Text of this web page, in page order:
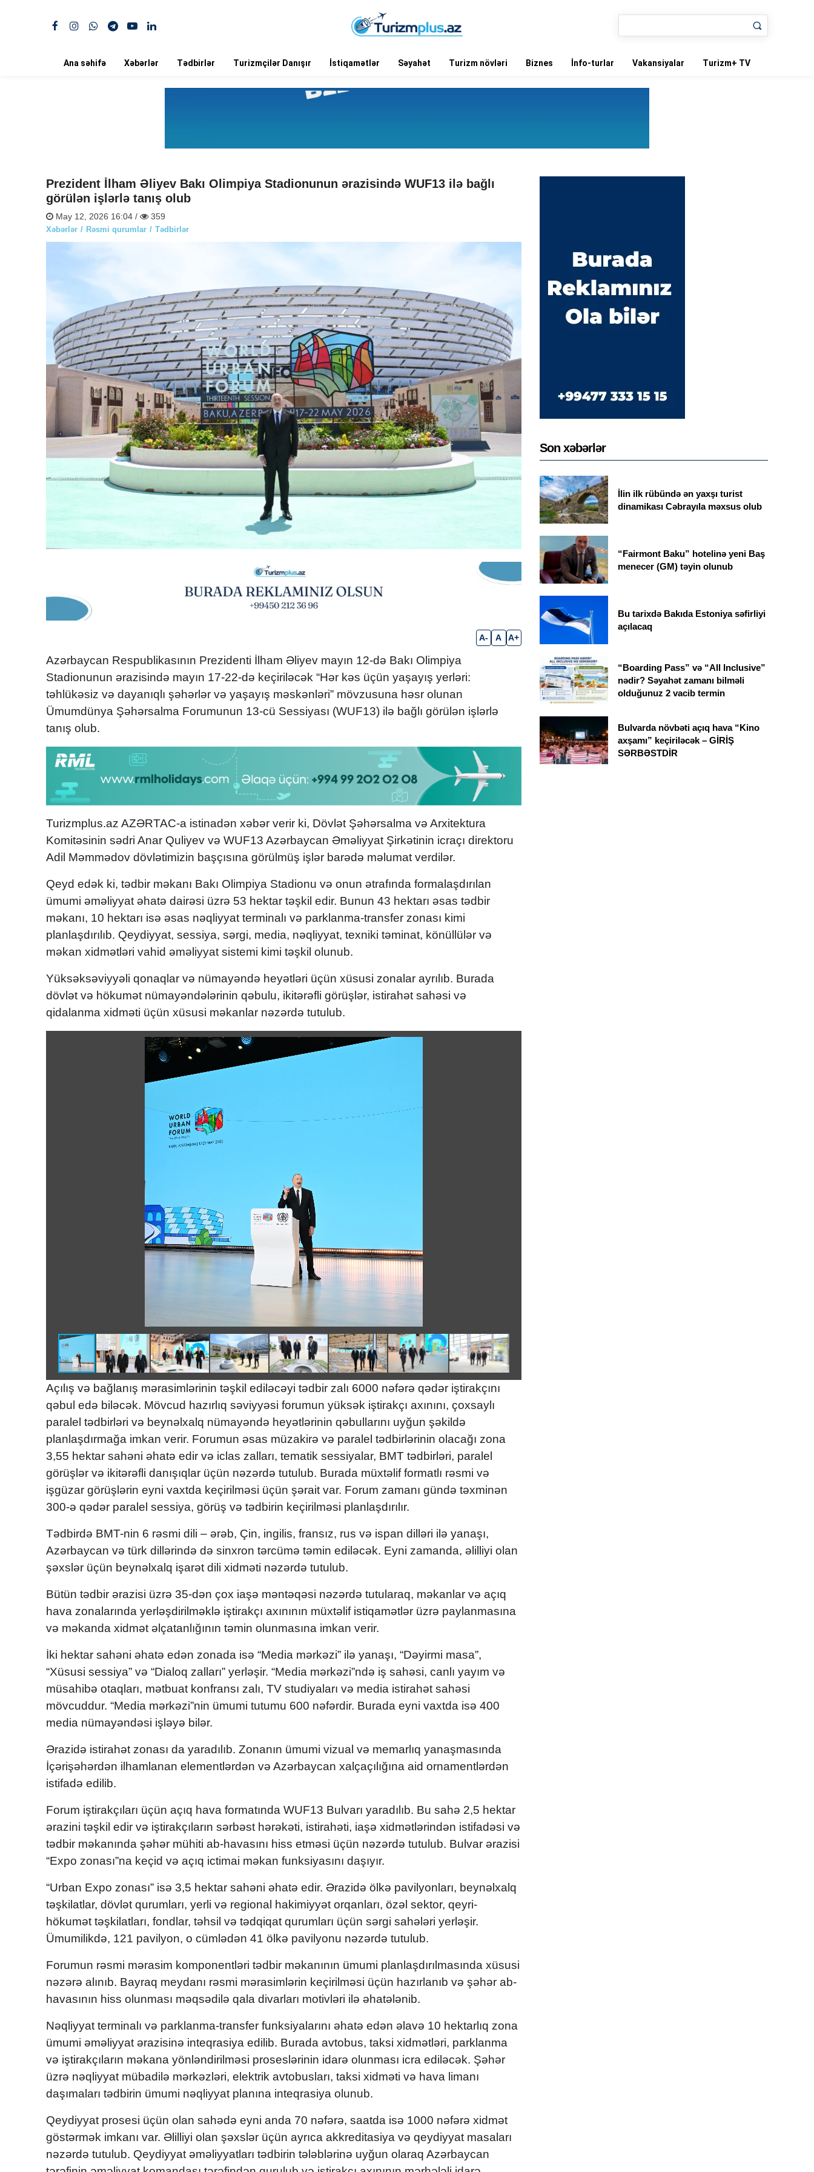
Ana səhifə Xəbərlər Tədbirlər Turizmçilər Danışır İstiqamətlər Səyahət Turizm növləri Biznes İnfo-turlar Vakansiyalar Turizm+ TV
Prezident İlham Əliyev Bakı Olimpiya Stadionunun ərazisində WUF13 ilə bağlı
görülən işlərlə tanış olub
May 12, 2026 16:04 / 359
Xəbərlər Rəsmi qurumlar Tədbirlər
A- A A+
Azərbaycan Respublikasının Prezidenti İlham Əliyev mayın 12-də Bakı Olimpiya
Stadionunun ərazisində mayın 17-22-də keçiriləcək “Hər kəs üçün yaşayış yerləri:
təhlükəsiz və dayanıqlı şəhərlər və yaşayış məskənləri” mövzusuna həsr olunan
Ümumdünya Şəhərsalma Forumunun 13-cü Sessiyası (WUF13) ilə bağlı görülən işlərlə
tanış olub.
Turizmplus.az AZƏRTAC-a istinadən xəbər verir ki, Dövlət Şəhərsalma və Arxitektura
Komitəsinin sədri Anar Quliyev və WUF13 Azərbaycan Əməliyyat Şirkətinin icraçı direktoru
Adil Məmmədov dövlətimizin başçısına görülmüş işlər barədə məlumat verdilər.
Qeyd edək ki, tədbir məkanı Bakı Olimpiya Stadionu və onun ətrafında formalaşdırılan
ümumi əməliyyat əhatə dairəsi üzrə 53 hektar təşkil edir. Bunun 43 hektarı əsas tədbir
məkanı, 10 hektarı isə əsas nəqliyyat terminalı və parklanma-transfer zonası kimi
planlaşdırılıb. Qeydiyyat, sessiya, sərgi, media, nəqliyyat, texniki təminat, könüllülər və
məkan xidmətləri vahid əməliyyat sistemi kimi təşkil olunub.
Yüksəksəviyyəli qonaqlar və nümayəndə heyətləri üçün xüsusi zonalar ayrılıb. Burada
dövlət və hökumət nümayəndələrinin qəbulu, ikitərəfli görüşlər, istirahət sahəsi və
qidalanma xidməti üçün xüsusi məkanlar nəzərdə tutulub.
Açılış və bağlanış mərasimlərinin təşkil ediləcəyi tədbir zalı 6000 nəfərə qədər iştirakçını
qəbul edə biləcək. Mövcud hazırlıq səviyyəsi forumun yüksək iştirakçı axınını, çoxsaylı
paralel tədbirləri və beynəlxalq nümayəndə heyətlərinin qəbullarını uyğun şəkildə
planlaşdırmağa imkan verir. Forumun əsas müzakirə və paralel tədbirlərinin olacağı zona
3,55 hektar sahəni əhatə edir və iclas zalları, tematik sessiyalar, BMT tədbirləri, paralel
görüşlər və ikitərəfli danışıqlar üçün nəzərdə tutulub. Burada müxtəlif formatlı rəsmi və
işgüzar görüşlərin eyni vaxtda keçirilməsi üçün şərait var. Forum zamanı gündə təxminən
300-ə qədər paralel sessiya, görüş və tədbirin keçirilməsi planlaşdırılır.
Tədbirdə BMT-nin 6 rəsmi dili – ərəb, Çin, ingilis, fransız, rus və ispan dilləri ilə yanaşı,
Azərbaycan və türk dillərində də sinxron tərcümə təmin ediləcək. Eyni zamanda, əlilliyi olan
şəxslər üçün beynəlxalq işarət dili xidməti nəzərdə tutulub.
Bütün tədbir ərazisi üzrə 35-dən çox iaşə məntəqəsi nəzərdə tutularaq, məkanlar və açıq
hava zonalarında yerləşdirilməklə iştirakçı axınının müxtəlif istiqamətlər üzrə paylanmasına
və məkanda xidmət əlçatanlığının təmin olunmasına imkan verir.
İki hektar sahəni əhatə edən zonada isə “Media mərkəzi” ilə yanaşı, “Dəyirmi masa”,
“Xüsusi sessiya” və “Dialoq zalları” yerləşir. “Media mərkəzi”ndə iş sahəsi, canlı yayım və
müsahibə otaqları, mətbuat konfransı zalı, TV studiyaları və media istirahət sahəsi
mövcuddur. “Media mərkəzi”nin ümumi tutumu 600 nəfərdir. Burada eyni vaxtda isə 400
media nümayəndəsi işləyə bilər.
Ərazidə istirahət zonası da yaradılıb. Zonanın ümumi vizual və memarlıq yanaşmasında
İçərişəhərdən ilhamlanan elementlərdən və Azərbaycan xalçaçılığına aid ornamentlərdən
istifadə edilib.
Forum iştirakçıları üçün açıq hava formatında WUF13 Bulvarı yaradılıb. Bu sahə 2,5 hektar
ərazini təşkil edir və iştirakçıların sərbəst hərəkəti, istirahəti, iaşə xidmətlərindən istifadəsi və
tədbir məkanında şəhər mühiti ab-havasını hiss etməsi üçün nəzərdə tutulub. Bulvar ərazisi
“Expo zonası”na keçid və açıq ictimai məkan funksiyasını daşıyır.
“Urban Expo zonası” isə 3,5 hektar sahəni əhatə edir. Ərazidə ölkə pavilyonları, beynəlxalq
təşkilatlar, dövlət qurumları, yerli və regional hakimiyyət orqanları, özəl sektor, qeyri-
hökumət təşkilatları, fondlar, təhsil və tədqiqat qurumları üçün sərgi sahələri yerləşir.
Ümumilikdə, 121 pavilyon, o cümlədən 41 ölkə pavilyonu nəzərdə tutulub.
Forumun rəsmi mərasim komponentləri tədbir məkanının ümumi planlaşdırılmasında xüsusi
nəzərə alınıb. Bayraq meydanı rəsmi mərasimlərin keçirilməsi üçün hazırlanıb və şəhər ab-
havasının hiss olunması məqsədilə qala divarları motivləri ilə əhatələnib.
Nəqliyyat terminalı və parklanma-transfer funksiyalarını əhatə edən əlavə 10 hektarlıq zona
ümumi əməliyyat ərazisinə inteqrasiya edilib. Burada avtobus, taksi xidmətləri, parklanma
və iştirakçıların məkana yönləndirilməsi proseslərinin idarə olunması icra ediləcək. Şəhər
üzrə nəqliyyat mübadilə mərkəzləri, elektrik avtobusları, taksi xidməti və hava limanı
daşımaları tədbirin ümumi nəqliyyat planına inteqrasiya olunub.
Qeydiyyat prosesi üçün olan sahədə eyni anda 70 nəfərə, saatda isə 1000 nəfərə xidmət
göstərmək imkanı var. Əlilliyi olan şəxslər üçün ayrıca akkreditasiya və qeydiyyat masaları
nəzərdə tutulub. Qeydiyyat əməliyyatları tədbirin tələblərinə uyğun olaraq Azərbaycan
Son xəbərlər
İlin ilk rübündə ən yaxşı turist
dinamikası Cəbrayıla məxsus olub
“Fairmont Baku” hotelinə yeni Baş
menecer (GM) təyin olunub
Bu tarixdə Bakıda Estoniya səfirliyi
açılacaq
“Boarding Pass” və “All Inclusive”
nədir? Səyahət zamanı bilməli
olduğunuz 2 vacib termin
Bulvarda növbəti açıq hava “Kino
axşamı” keçiriləcək – GİRİŞ
SƏRBƏSTDİR